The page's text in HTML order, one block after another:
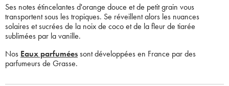
Ses notes étincelantes d'orange douce et de petit grain vous
transportent sous les tropiques. Se réveillent alors les nuances
solaires et sucrées de la noix de coco et de la fleur de tiarée
sublimées par la vanille.
Nos Eaux parfuméessont développées en France par des
parfumeurs de Grasse.